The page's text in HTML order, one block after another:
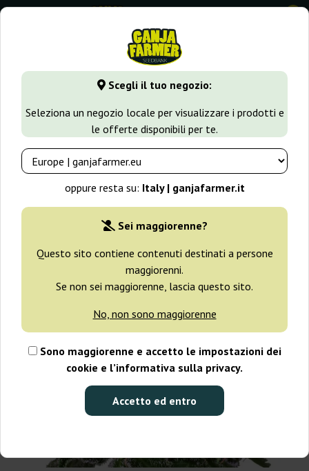
Scegli il tuo negozio:
Seleziona un negozio locale per visualizzare i prodotti e
le offerte disponibili per te.
oppure resta su: Italy | ganjafarmer.it
Sei maggiorenne?
Questo sito contiene contenuti destinati a persone
maggiorenni.
Se non sei maggiorenne, lascia questo sito.
No, non sono maggiorenne
Sono maggiorenne e accetto le impostazioni dei
cookie e l’informativa sulla privacy.
Accetto ed entro
0
GanjaFarmer.it Varietà di Cannabis Skunk White Skunk
Label